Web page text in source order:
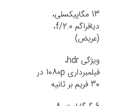
13 مگاپیکسلی،
دیافراگم f/2.0،
(عریض)
ویژگی hdr،
فیلمبرداری 1080p در
30 فریم بر ثانیه